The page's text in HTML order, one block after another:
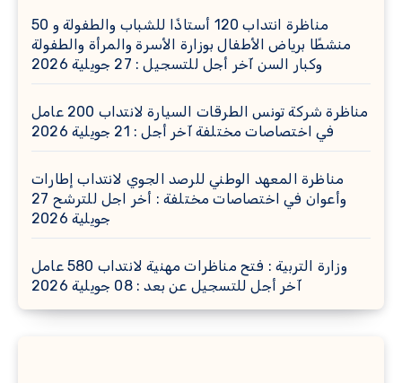
مناظرة انتداب 120 أستاذًا للشباب والطفولة و 50
منشطًا برياض الأطفال بوزارة الأسرة والمرأة والطفولة
وكبار السن آخر أجل للتسجيل : 27 جويلية 2026
مناظرة شركة تونس الطرقات السيارة لانتداب 200 عامل
في اختصاصات مختلفة آخر أجل : 21 جويلية 2026
مناظرة المعهد الوطني للرصد الجوي لانتداب إطارات
وأعوان في اختصاصات مختلفة : أخر اجل للترشح 27
جويلية 2026
وزارة التربية : فتح مناظرات مهنية لانتداب 580 عامل
آخر أجل للتسجيل عن بعد : 08 جويلية 2026